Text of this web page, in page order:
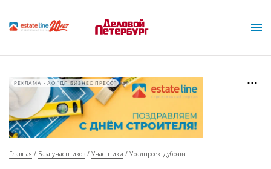
РЕКЛАМА • АО "ДП БИЗНЕС ПРЕСС"
Главная База участников Участники Уралпроектдубрава